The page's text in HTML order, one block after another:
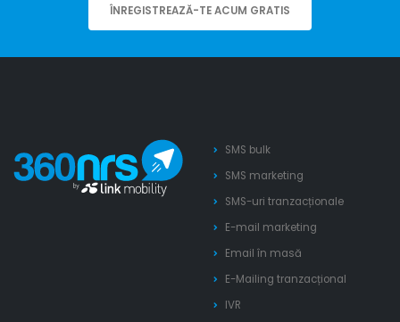
ÎNREGISTREAZĂ-TE ACUM GRATIS
SMS bulk
SMS marketing
SMS-uri tranzacționale
E-mail marketing
Email în masă
E-Mailing tranzacțional
IVR